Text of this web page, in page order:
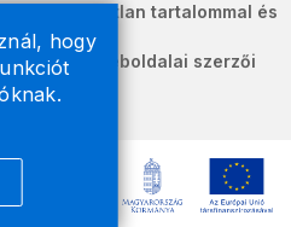
hogy
változatlan tartalommal és
weboldalai szerzői